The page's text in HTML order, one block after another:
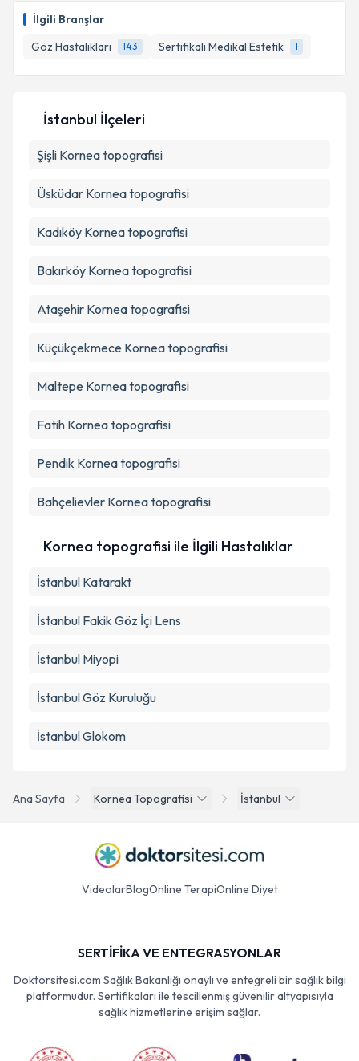
İlgili Branşlar
Göz Hastalıkları
143 Sertifikalı Medikal Estetik 1
E-posta Adresiniz
Metni'ni okudum ve kişisel verilerimin belirtilen
kapsamda işlenmesini kabul ediyorum.
Ana Sayfa Kornea Topografisi İstanbul
İstanbul İlçeleri
Şişli Kornea topografisi
Üsküdar Kornea topografisi
Kadıköy Kornea topografisi
Bakırköy Kornea topografisi
Ataşehir Kornea topografisi
Küçükçekmece Kornea topografisi
Maltepe Kornea topografisi
Fatih Kornea topografisi
Pendik Kornea topografisi
Bahçelievler Kornea topografisi
Kornea topografisi ile İlgili Hastalıklar
İstanbul Katarakt
İstanbul Fakik Göz İçi Lens
İstanbul Miyopi
İstanbul Göz Kuruluğu
İstanbul Glokom
VideolarBlogOnline TerapiOnline Diyet
SERTİFİKA VE ENTEGRASYONLAR
Doktorsitesi.com Sağlık Bakanlığı onaylı ve entegreli bir sağlık bilgi
platformudur. Sertifikaları ile tescillenmiş güvenilir altyapısıyla
sağlık hizmetlerine erişim sağlar.